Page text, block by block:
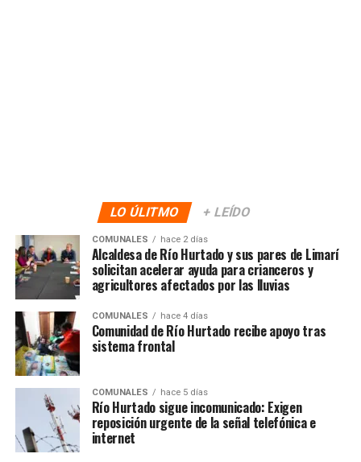
LO ÚLITMO + LEÍDO
COMUNALES hace 2 días
Alcaldesa de Río Hurtado y sus pares de Limarí
solicitan acelerar ayuda para crianceros y
agricultores afectados por las lluvias
COMUNALES hace 4 días
Comunidad de Río Hurtado recibe apoyo tras
sistema frontal
COMUNALES hace 5 días
Río Hurtado sigue incomunicado: Exigen
reposición urgente de la señal telefónica e
internet